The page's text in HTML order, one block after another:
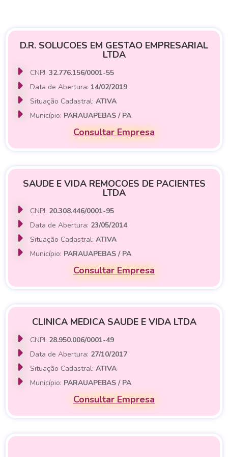
D.R. SOLUCOES EM GESTAO EMPRESARIAL
LTDA
CNPJ:32.776.156/0001-55
Data de Abertura: 14/02/2019
Situação Cadastral:ATIVA
Município: PARAUAPEBAS / PA
Consultar Empresa
SAUDE E VIDA REMOCOES DE PACIENTES
LTDA
CNPJ: 20.308.446/0001-95
Data de Abertura: 23/05/2014
Situação Cadastral:ATIVA
Município: PARAUAPEBAS / PA
Consultar Empresa
CLINICA MEDICA SAUDE E VIDA LTDA
CNPJ: 28.950.006/0001-49
Data de Abertura: 27/10/2017
Situação Cadastral:ATIVA
Município: PARAUAPEBAS / PA
Consultar Empresa